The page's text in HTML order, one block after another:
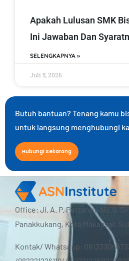
Apakah Lulusan SMK
Ini Jawaban Dan
SELENGKAPNYA »
Juli 5, 2026
Butuh bantuan? Tenang kamu
untuk langsung menghubungi
Hubungi Sekarang
Office: Jl. A. P. Pettarani No.9,
Panakkukang, Kota Makassar,
Kontak/ Whatsapp: